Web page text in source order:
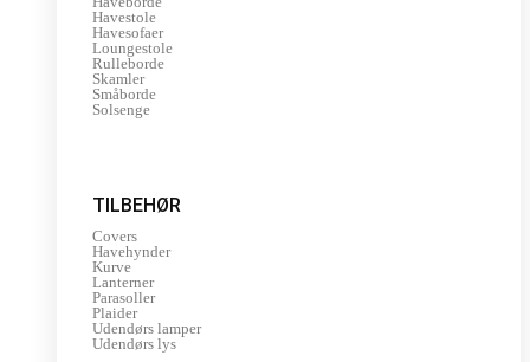
Havestole
Havesofaer
Loungestole
Rulleborde
Skamler
Småborde
Solsenge
TILBEHØR
Covers
Havehynder
Kurve
Lanterner
Parasoller
Plaider
Udendørs lamper
Udendørs lys